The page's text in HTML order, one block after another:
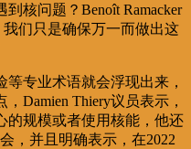
核问题？Benoît Ramacker
们只是确保万一而做出这
专业术语就会浮现出来，
Damien Thiery议员表示，
的规模或者使用核能，他还
，并且明确表示，在2022